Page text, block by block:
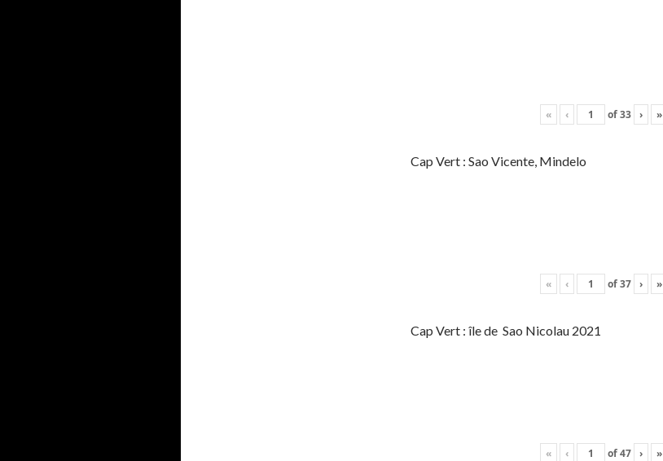
« ‹ of33 › »
Cap Vert : Sao Vicente, Mindelo
« ‹ of37 › »
Cap Vert : île de Sao Nicolau 2021
« ‹ of47 › »